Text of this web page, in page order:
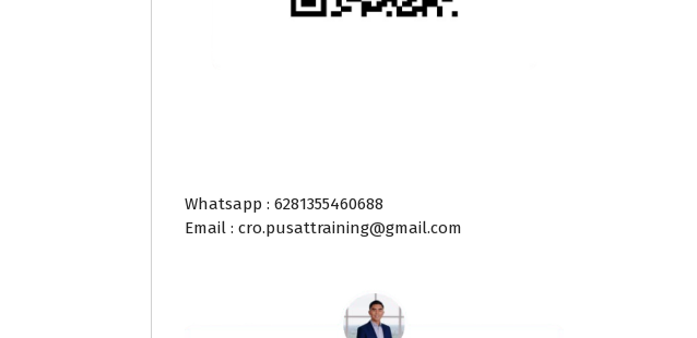
Whatsapp : 6281355460688
Email : cro.pusattraining@gmail.com